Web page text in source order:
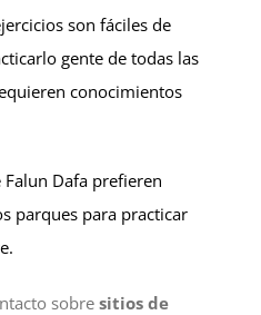
son fáciles de
gente de todas las
conocimientos
Dafa prefieren
parques para practicar
sobre sitios de